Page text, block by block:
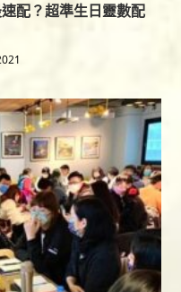
配？超準生日靈數配